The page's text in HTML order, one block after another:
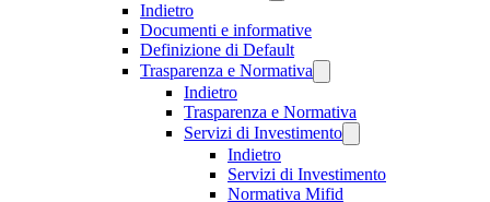
Indietro
Documenti e informative
Definizione di Default
Trasparenza e Normativa
Indietro
Trasparenza e Normativa
Servizi di Investimento
Indietro
Servizi di Investimento
Normativa Mifid